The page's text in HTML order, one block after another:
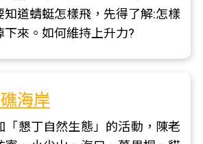
知道蜻蜓怎樣飛，先得了解:怎樣
來。如何維持上升力?
海岸
「懇丁自然生態」的活動，陳老